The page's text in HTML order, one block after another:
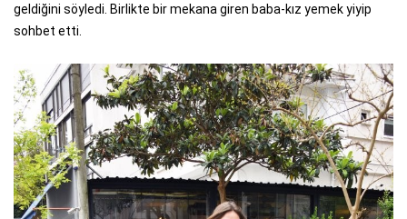
geldiğini söyledi. Birlikte bir mekana giren baba-kız yemek yiyip
sohbet etti.